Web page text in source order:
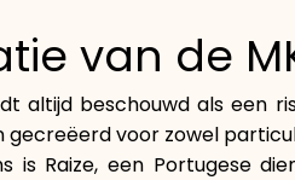
van de
altijd beschouwd als een
voor zowel
Raize, een Portugese